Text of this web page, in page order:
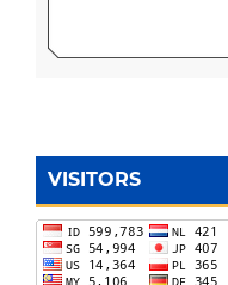
VISITORS